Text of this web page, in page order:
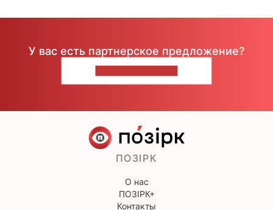
У вас есть партнерское предложение?
ПОЗІРК
О нас
ПОЗІРК+
Контакты